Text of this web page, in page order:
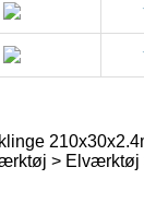
> Elværktøj